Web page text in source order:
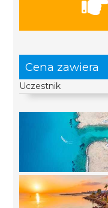
Cena zawiera
Uczestnik